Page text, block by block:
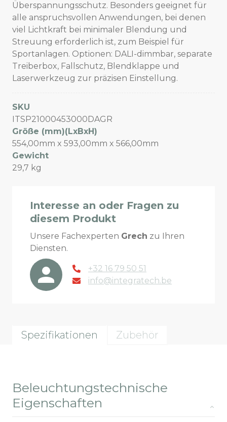
Überspannungsschutz. Besonders geeignet für
alle anspruchsvollen Anwendungen, bei denen
viel Lichtkraft bei minimaler Blendung und
Streuung erforderlich ist, zum Beispiel für
Sportanlagen. Optionen: DALI-dimmbar, separate
Treiberbox, Fallschutz, Blendklappe und
Laserwerkzeug zur präzisen Einstellung.
SKU
ITSP21000453000DAGR
Größe (mm)(LxBxH)
554,00mm x 593,00mm x 566,00mm
Gewicht
29,7 kg
Interesse an oder Fragen zu
diesem Produkt
Unsere Fachexperten Grech zu Ihren
Diensten.
+32 16 79 50 51
info@integratech.be
Spezifikationen Zubehör
Beleuchtungstechnische
Eigenschaften